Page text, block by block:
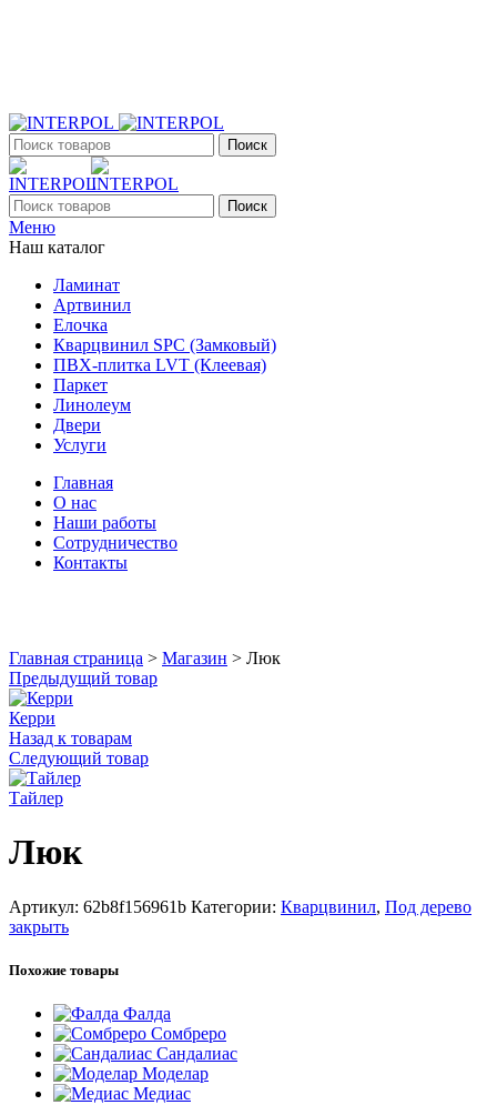
Поиск
Поиск
Меню
Наш каталог
Ламинат
Артвинил
Елочка
Кварцвинил SPC (Замковый)
ПВХ-плитка LVT (Клеевая)
Паркет
Линолеум
Двери
Услуги
Главная
О нас
Наши работы
Сотрудничество
Контакты
Главная страница > Магазин > Люк
Предыдущий товар
Керри
Назад к товарам
Следующий товар
Тайлер
Люк
Артикул: 62b8f156961b Категории: Кварцвинил, Под дерево
закрыть
Похожие товары
Фалда
Сомбреро
Сандалиас
Моделар
Медиас